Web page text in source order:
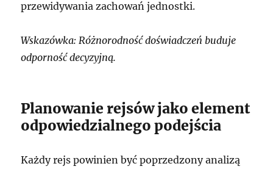
przewidywania zachowań jednostki.
Wskazówka: Różnorodność doświadczeń buduje
odporność decyzyjną.
Planowanie rejsów jako element
odpowiedzialnego podejścia
Każdy rejs powinien być poprzedzony analizą